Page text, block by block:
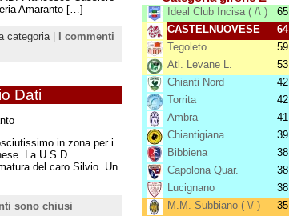
Amaranto […]
categoria|
I commenti
Dati
in zona per i
La U.S.D.
del caro Silvio. Un
sono chiusi
Ideal Club Incisa ( /\ )
65
CASTELNUOVESE
64
Tegoleto
59
Atl. Levane L.
53
Chianti Nord
42
Torrita
42
Ambra
41
Chiantigiana
39
Bibbiena
38
Capolona Quar.
38
Lucignano
38
M.M. Subbiano ( \/ )
35